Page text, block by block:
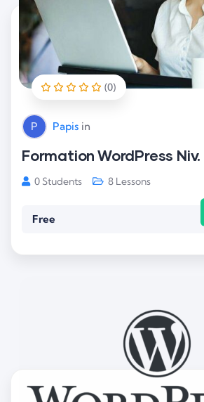
(0)
P Papis in
Formation WordPress Niv.
0 Students 8 Lessons
Free